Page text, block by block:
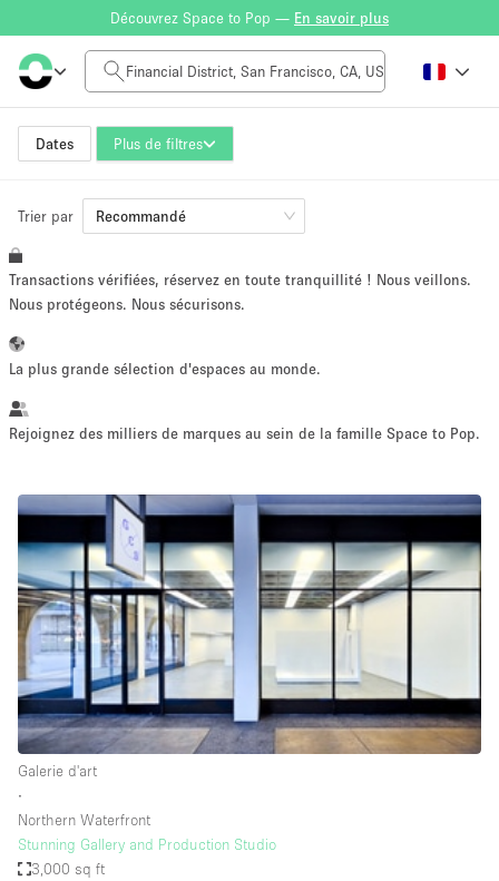
Découvrez Space to Pop — En savoir plus
Dates Plus de filtres
Tarif à la journée
$0
Taille de l'espace
~ 13 personnes
Vente au
détail
Showroom Événement Art Alimentation
Séance de
photo
Conférence Réunion Bureaux
Type de l'espace
Atelier
Trier par Recommandé
Transactions vérifiées, réservez en toute tranquillité ! Nous veillons.
Nous protégeons. Nous sécurisons.
La plus grande sélection d'espaces au monde.
Rejoignez des milliers de marques au sein de la famille Space to Pop.
Galerie d'art
∙
Northern Waterfront
Stunning Gallery and Production Studio
3,000 sq ft